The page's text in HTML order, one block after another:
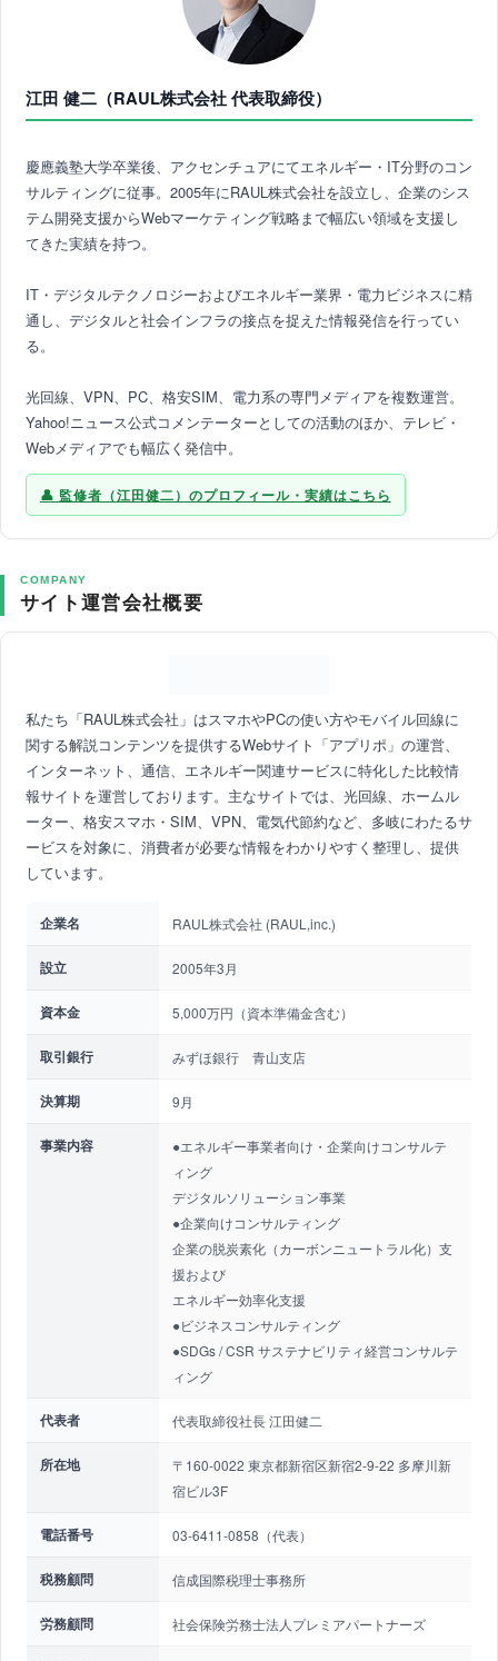
江田 健二（RAUL株式会社 代表取締役）
慶應義塾大学卒業後、アクセンチュアにてエネルギー・IT分野のコン
サルティングに従事。2005年にRAUL株式会社を設立し、企業のシス
テム開発支援からWebマーケティング戦略まで幅広い領域を支援し
てきた実績を持つ。
IT・デジタルテクノロジーおよびエネルギー業界・電力ビジネスに精
通し、デジタルと社会インフラの接点を捉えた情報発信を行ってい
る。
光回線、VPN、PC、格安SIM、電力系の専門メディアを複数運営。
Yahoo!ニュース公式コメンテーターとしての活動のほか、テレビ・
Webメディアでも幅広く発信中。
監修者（江田健二）のプロフィール・実績はこちら
COMPANY
サイト運営会社概要
私たち「RAUL株式会社」はスマホやPCの使い方やモバイル回線に
関する解説コンテンツを提供するWebサイト「アプリポ」の運営、
インターネット、通信、エネルギー関連サービスに特化した比較情
報サイトを運営しております。主なサイトでは、光回線、ホームル
ーター、格安スマホ・SIM、VPN、電気代節約など、多岐にわたるサ
ービスを対象に、消費者が必要な情報をわかりやすく整理し、提供
しています。
企業名 RAUL株式会社 (RAUL,inc.)
設立 2005年3月
資本金 5,000万円（資本準備金含む）
取引銀行 みずほ銀行 青山支店
決算期 9月
事業内容
●エネルギー事業者向け・企業向けコンサルテ
ィング
デジタルソリューション事業
●企業向けコンサルティング
企業の脱炭素化（カーボンニュートラル化）支
援および
エネルギー効率化支援
●ビジネスコンサルティング
●SDGs / CSR サステナビリティ経営コンサルテ
ィング
代表者 代表取締役社長 江田健二
所在地
〒160-0022 東京都新宿区新宿2-9-22 多摩川新
宿ビル3F
電話番号 03-6411-0858（代表）
税務顧問 信成国際税理士事務所
労務顧問 社会保険労務士法人プレミアパートナーズ